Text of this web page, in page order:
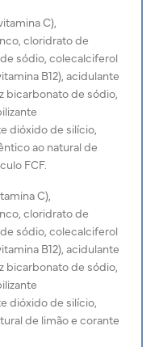
C),
cloridrato de
sódio, colecalciferol
B12), acidulante
bicarbonato de sódio,
dióxido de silício,
ao natural de
FCF.
C),
cloridrato de
sódio, colecalciferol
B12), acidulante
bicarbonato de sódio,
dióxido de silício,
de limão e corante